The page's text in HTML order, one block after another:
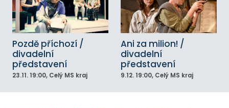
Pozdě příchozí /
divadelní
představení
23.11. 19:00, Celý MS kraj
Ani za milion! /
divadelní
představení
9.12. 19:00, Celý MS kraj